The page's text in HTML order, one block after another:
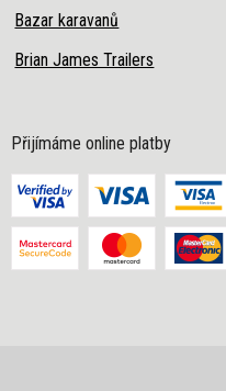
Bazar karavanů
Brian James Trailers
Přijímáme online platby